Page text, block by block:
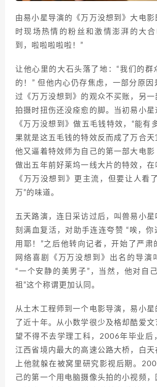
由易小星导演的《万万没想到》大电影
时现场热情的粉丝和激情澎湃的大
到，啦啦啦啦啦！”
让他心里的大石头落了地：“我们的群
的！” 但他内心仍存焦虑，一部分原因
过《万万没想到》的观众不买账，另一
拍摄时扭伤还没痊愈的脚。当初易小星
《万万没想到》做五毛钱特效，“能有
果就是这五毛钱的特效反而成了万合天
他又逼着特效师为自己的第一部大电影
做出五年前好莱坞一线大片的特效，在
《万万没想到》更主流，但要让人看
万”的味道。
五天路演，连日采访过后，叫兽易小星
刻满血复活，对助手连连夸赞 “唉，你
用耶！”之后他转向记者，开始了严肃
网络喜剧《万万没想到》出名的导演
“一个安静的美男子”，当然，他对自
祖”这个称谓更加认同。
从土木工程师到一个电影导演，易小
了近十年。从小数学很少及格却酷爱
望不得不去学理工科，2006年毕业后
江西省境内最大的高速公路大桥，白天
上他就躲在被窝里研究影视后期。
己的第一个用电脑摄像头拍的小视频，